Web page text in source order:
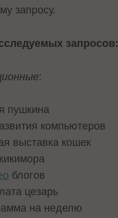
запросу.
запросов:
:
пушкина
компьютеров
выставка кошек
блогов
цезарь
на неделю